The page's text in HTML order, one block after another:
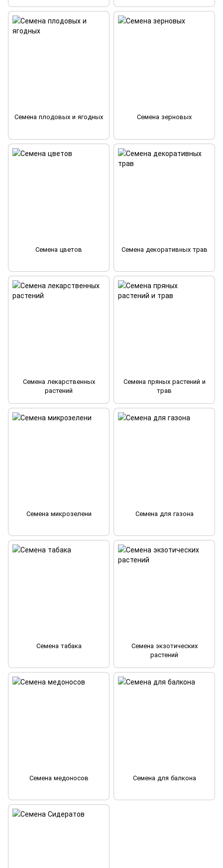
Семена плодовых и ягодных Семена зерновых
Семена цветов Семена декоративных трав
Семена лекарственных
растений
Семена пряных растений и
трав
Семена микрозелени Семена для газона
Семена табака
Семена экзотических
растений
Семена медоносов Семена для балкона